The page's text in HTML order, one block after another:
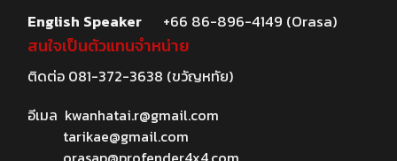
English Speaker
+66 86-896-4149 (Orasa)
สนใจเป็นตัวแทนจำหน่าย
ติดต่อ 081-372-3638 (ขวัญหทัย)
อีเมล kwanhatai.r@gmail.com
tarikae@gmail.com